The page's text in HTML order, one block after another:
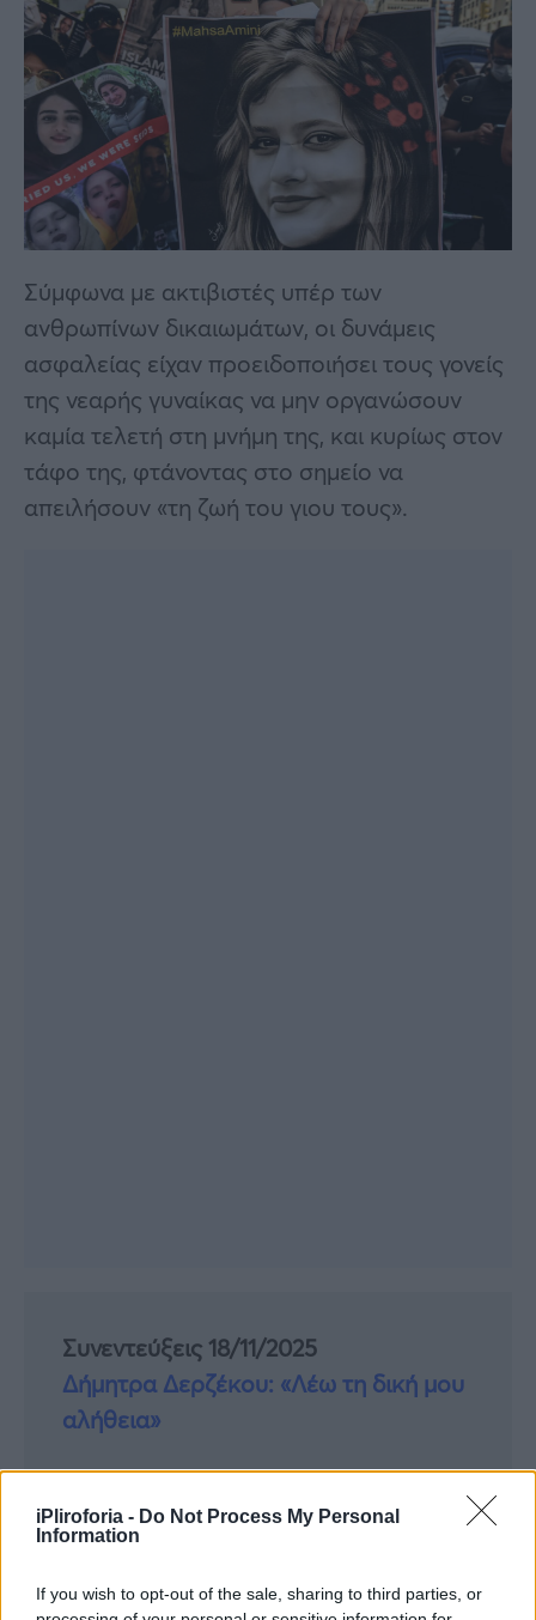
iPliroforia - Do Not Process My Personal
Information
If you wish to opt-out of the sale, sharing to third parties, or
Σύμφωνα με ακτιβιστές υπέρ των
ανθρωπίνων δικαιωμάτων, οι δυνάμεις
ασφαλείας είχαν προειδοποιήσει τους γονείς
της νεαρής γυναίκας να μην οργανώσουν
καμία τελετή στη μνήμη της, και κυρίως στον
τάφο της, φτάνοντας στο σημείο να
απειλήσουν «τη ζωή του γιου τους».
Συνεντεύξεις 18/11/2025
Δήμητρα Δερζέκου: «Λέω τη δική μου
αλήθεια»
Συνεντεύξεις 18/11/2025
να σου πει ποιος είσαι»